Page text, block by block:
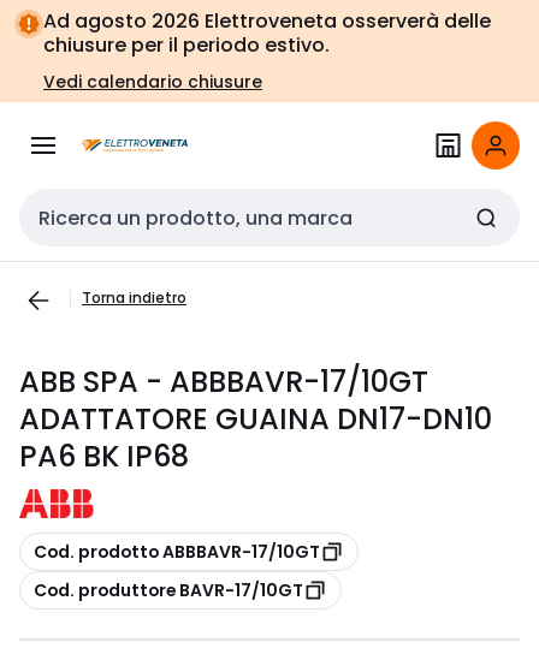
Vai alla
navigazione
Vai
alla
pagina
Ad agosto 2026 Elettroveneta osserverà delle
chiusure per il periodo estivo.
Vedi calendario chiusure
Cerca input
Torna indietro
ABB SPA - ABBBAVR-17/10GT
ADATTATORE GUAINA DN17-DN10
PA6 BK IP68
copia
Cod. prodotto ABBBAVR-17/10GT
copia
Cod. produttore BAVR-17/10GT